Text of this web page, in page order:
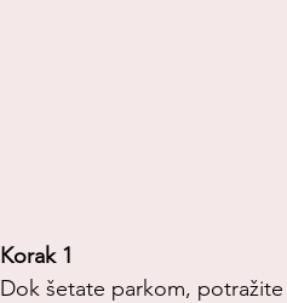
Korak 1
Dok šetate parkom, potražite